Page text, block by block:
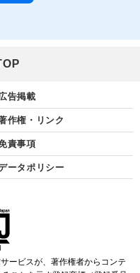
告掲載
作権・リンク
責事項
ータポリシー
ービスが、著作権者からコンテ